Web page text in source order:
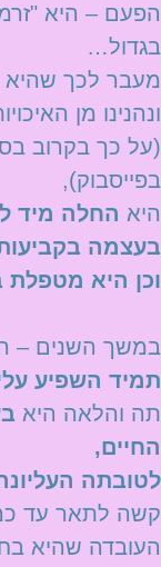
הפעם – היא
בגדול…
מעבר לכך
ונהנינו מן
(על כך בקרוב
בפייסבוק),
היא החלה מיד
בעצמה
וכן היא
במשך השנים –
תמיד השפיע
תה והלאה היא
החיים,
לטובתה
קשה לתאר עד
העובדה שהיא